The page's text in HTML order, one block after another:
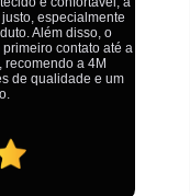
Camisetas
Camisetas Lisas
para Revender de
Fábrica
Infantil
prestativos e que
Qualquer lugar tem
é resolvido com
no final.